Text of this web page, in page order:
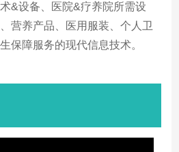
&设备、医院&疗养院所需设
营养产品、医用服装、个人卫
保障服务的现代信息技术。